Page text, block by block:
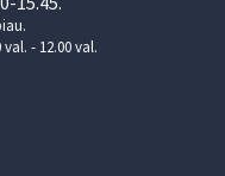
- 12.00 val.